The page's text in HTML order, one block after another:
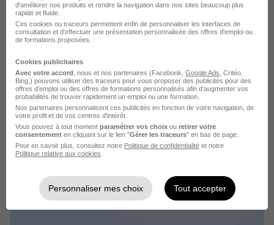
Michael Page recrutement
Recrutement - Placement - Conseils RH
Découvrir 5 jobs
d'améliorer nos produits et rendre la navigation dans nos sites beaucoup plus
rapide et fluide.
Ces cookies ou traceurs permettent enfin de personnaliser les interfaces de
consultation et d'effectuer une présentation personnalisée des offres d'emploi ou
de formations proposées.
Cookies publicitaires
Avec votre accord , nous et nos partenaires (Facebook, Google Ads , Critéo,
Bing,) pouvons utiliser des traceurs pour vous proposer des publicités pour des
offres d’emploi ou des offres de formations personnalisés afin d’augmenter vos
probabilités de trouver rapidement un emploi ou une formation.
Nos partenaires personnalisent ces publicités en fonction de votre navigation, de
votre profil et de vos centres d’intérêt.
Vous pouvez à tout moment paramétrer vos choix ou retirer votre
consentement en cliquant sur le lien "Gérer les traceurs" en bas de page.
Pour en savoir plus, consultez notre Politique de confidentialité et notre
Politique relative aux cookies
Personnaliser mes choix Tout accepter